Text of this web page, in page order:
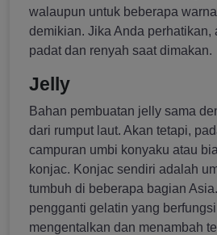
walaupun untuk beberapa
demikian. Jika Anda perhatikan,
padat dan renyah saat dimakan.
Jelly
Bahan pembuatan jelly sama
dari rumput laut. Akan tetapi,
campuran umbi konyaku atau
konjac. Konjac sendiri adalah
tumbuh di beberapa bagian
pengganti gelatin yang
mengentalkan dan menambah